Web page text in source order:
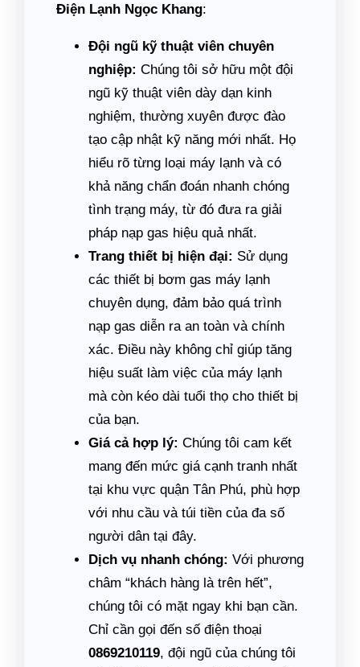
Điện Lạnh Ngọc Khang:
Đội ngũ kỹ thuật viên chuyên
nghiệp: Chúng tôi sở hữu một đội
ngũ kỹ thuật viên dày dạn kinh
nghiệm, thường xuyên được đào
tạo cập nhật kỹ năng mới nhất. Họ
hiểu rõ từng loại máy lạnh và có
khả năng chẩn đoán nhanh chóng
tình trạng máy, từ đó đưa ra giải
pháp nạp gas hiệu quả nhất.
Trang thiết bị hiện đại: Sử dụng
các thiết bị bơm gas máy lạnh
chuyên dụng, đảm bảo quá trình
nạp gas diễn ra an toàn và chính
xác. Điều này không chỉ giúp tăng
hiệu suất làm việc của máy lạnh
mà còn kéo dài tuổi thọ cho thiết bị
của bạn.
Giá cả hợp lý: Chúng tôi cam kết
mang đến mức giá cạnh tranh nhất
tại khu vực quận Tân Phú, phù hợp
với nhu cầu và túi tiền của đa số
người dân tại đây.
Dịch vụ nhanh chóng: Với phương
châm “khách hàng là trên hết”,
chúng tôi có mặt ngay khi bạn cần.
Chỉ cần gọi đến số điện thoại
0869210119, đội ngũ của chúng tôi